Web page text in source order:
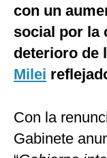
con un
social por la
deterioro de
Milei
Con la
Gabinete